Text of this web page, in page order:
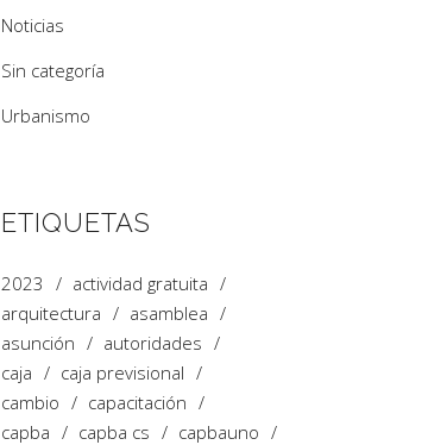
Noticias
Sin categoría
Urbanismo
ETIQUETAS
2023
actividad gratuita
arquitectura
asamblea
asunción
autoridades
caja
caja previsional
cambio
capacitación
capba
capba cs
capbauno